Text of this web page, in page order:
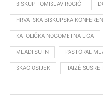
BISKUP TOMISLAV ROGIĆ
HRVATSKA BISKUPSKA
KATOLIČKA NOGOMETNA LIGA
MLADI SU IN PASTORAL
SKAC OSIJEK TAIZÉ